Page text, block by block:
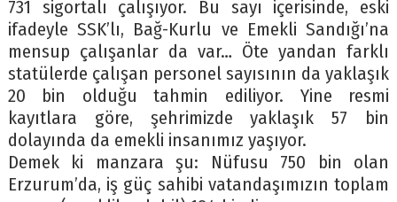
731 sigortalı çalışıyor. Bu sayı içerisinde, eski
ifadeyle SSK’lı, Bağ-Kurlu ve Emekli Sandığı’na
mensup çalışanlar da var… Öte yandan farklı
statülerde çalışan personel sayısının da yaklaşık
20 bin olduğu tahmin ediliyor. Yine resmi
kayıtlara göre, şehrimizde yaklaşık 57 bin
dolayında da emekli insanımız yaşıyor.
Demek ki manzara şu: Nüfusu 750 bin olan
Erzurum’da, iş güç sahibi vatandaşımızın toplam